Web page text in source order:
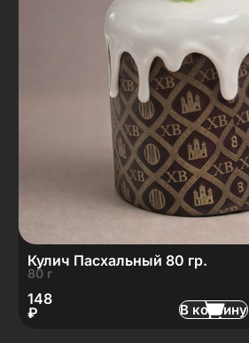
Кулич Пасхальный 80 гр.
80 г
148
₽
В корзину